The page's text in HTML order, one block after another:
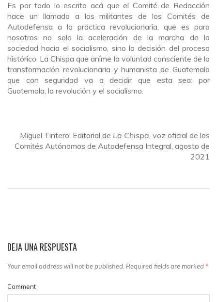
Es por todo lo escrito acá que el Comité de Redacción
hace un llamado a los militantes de los Comités de
Autodefensa a la práctica revolucionaria, que es para
nosotros no solo la aceleración de la marcha de la
sociedad hacia el socialismo, sino la decisión del proceso
histórico, La Chispa que anime la voluntad consciente de la
transformación revolucionaria y humanista de Guatemala
que con seguridad va a decidir que esta sea: por
Guatemala, la revolución y el socialismo.
Miguel Tintero. Editorial de La Chispa, voz oficial de los
Comités Autónomos de Autodefensa Integral, agosto de
2021
DEJA UNA RESPUESTA
Your email address will not be published. Required fields are marked *
Comment